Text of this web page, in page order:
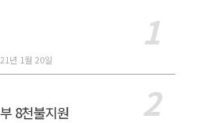
년 1월 20일
8천불지원